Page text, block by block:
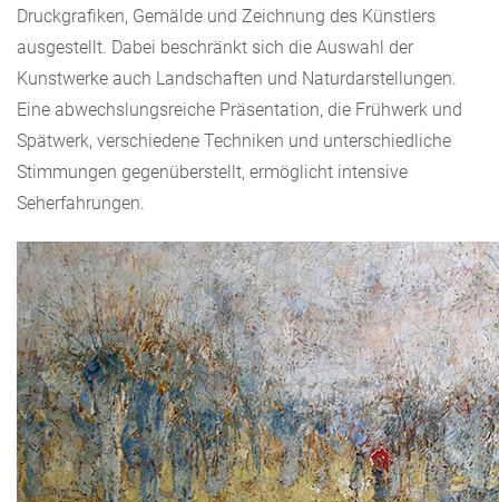
Druckgrafiken, Gemälde und Zeichnung des Künstlers
ausgestellt. Dabei beschränkt sich die Auswahl der
Kunstwerke auch Landschaften und Naturdarstellungen.
Eine abwechslungsreiche Präsentation, die Frühwerk und
Spätwerk, verschiedene Techniken und unterschiedliche
Stimmungen gegenüberstellt, ermöglicht intensive
Seherfahrungen.